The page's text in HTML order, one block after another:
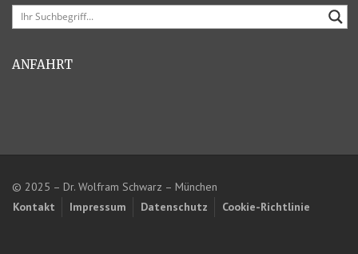
ANFAHRT
© 2025 – Dr. Wolfram Schwarz – München
Kontakt
Impressum Datenschutz Cookie-Richtlinie